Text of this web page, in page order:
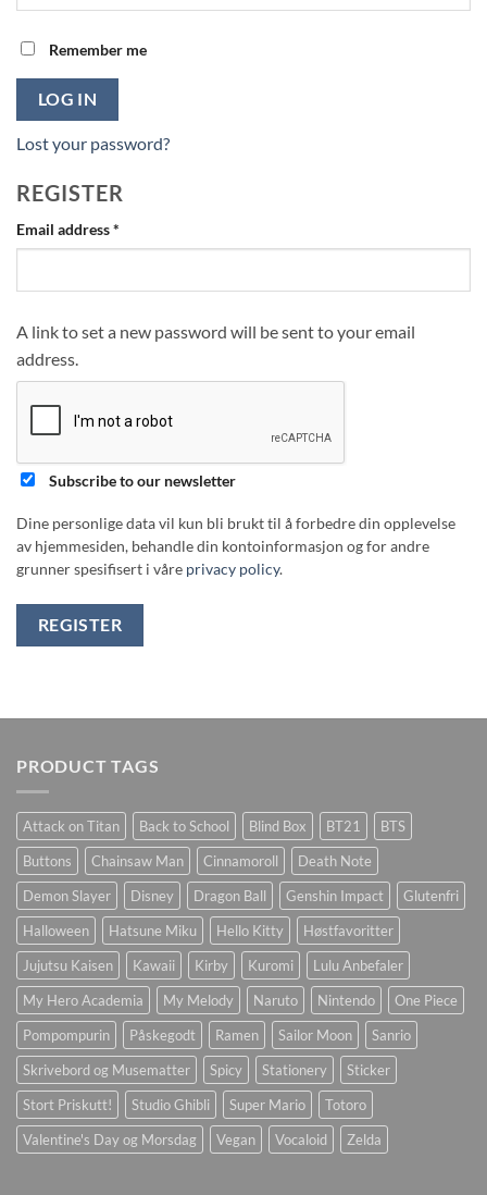
Remember me
LOG IN
Lost your password?
REGISTER
Email address*
A link to set a new password will be sent to your email
address.
Subscribe to our newsletter
Dine personlige data vil kun bli brukt til å forbedre din opplevelse
av hjemmesiden, behandle din kontoinformasjon og for andre
grunner spesifisert i våre privacy policy.
REGISTER
PRODUCT TAGS
Attack on Titan Back to School Blind Box BT21
BTS
Buttons
Chainsaw Man Cinnamoroll
Death Note
Demon Slayer
Disney Dragon Ball Genshin Impact
Glutenfri
Halloween
Hatsune Miku Hello Kitty
Høstfavoritter
Jujutsu Kaisen
Kawaii Kirby Kuromi
Lulu Anbefaler
My Hero Academia
My Melody Naruto Nintendo
One Piece
Pompompurin
Påskegodt Ramen Sailor Moon
Sanrio
Skrivebord og Musematter
Spicy Stationery
Sticker
Stort Priskutt!
Studio Ghibli Super Mario
Totoro
Valentine's Day og Morsdag
Vegan Vocaloid Zelda